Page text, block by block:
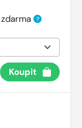
?
Koupit